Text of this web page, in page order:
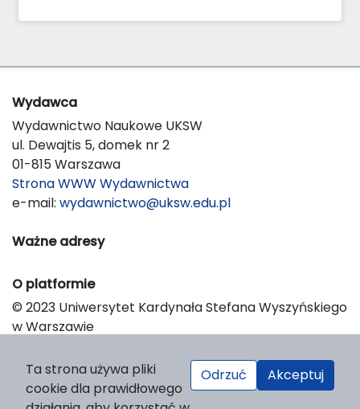
Wydawca
Wydawnictwo Naukowe UKSW
ul. Dewajtis 5, domek nr 2
01-815 Warszawa
Strona WWW Wydawnictwa
e-mail: wydawnictwo@uksw.edu.pl
Ważne adresy
O platformie
© 2023 Uniwersytet Kardynała Stefana Wyszyńskiego
w Warszawie
Platform & Workflow by OJS/PKP
Ta strona używa pliki
cookie dla prawidłowego
Odrzuć Akceptuj